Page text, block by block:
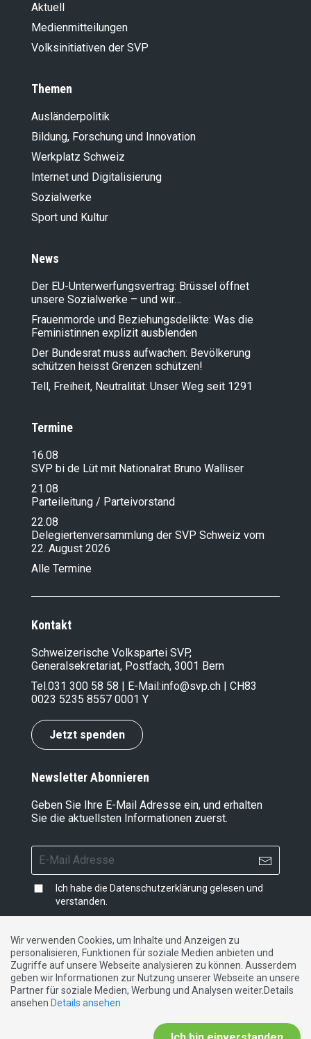
Aktuell
Medienmitteilungen
Volksinitiativen der SVP
Themen
Ausländer­politik
Bildung, Forschung und Innovation
Werkplatz Schweiz
Internet und Digitalisierung
Sozialwerke
Sport und Kultur
News
Der EU-Unterwerfungsvertrag: Brüssel öffnet
unsere Sozialwerke – und wir…
Frauenmorde und Beziehungsdelikte: Was die
Feministinnen explizit ausblenden
Der Bundesrat muss aufwachen: Bevölkerung
schützen heisst Grenzen schützen!
Tell, Freiheit, Neutralität: Unser Weg seit 1291
Termine
16.08
SVP bi de Lüt mit Nationalrat Bruno Walliser
21.08
Parteileitung / Parteivorstand
22.08
Delegiertenversammlung der SVP Schweiz vom
22. August 2026
Alle Termine
Kontakt
Schweizerische Volkspartei SVP,
Generalsekretariat, Postfach, 3001 Bern
Tel.031 300 58 58 | E-Mail:info@svp.ch | CH83
0023 5235 8557 0001 Y
Jetzt spenden
Newsletter Abonnieren
Geben Sie Ihre E-Mail Adresse ein, und erhalten
Sie die aktuellsten Informationen zuerst.
Ich habe die Datenschutzerklärung gelesen und
verstanden.
Impressum|Datenschutzerklärung|Kontakt
DE FR IT
Wir verwenden Cookies, um Inhalte und Anzeigen zu
personalisieren, Funktionen für soziale Medien anbieten und
Zugriffe auf unsere Webseite analysieren zu können. Ausserdem
geben wir Informationen zur Nutzung unserer Webseite an unsere
Partner für soziale Medien, Werbung und Analysen weiter.Details
ansehen Details ansehen